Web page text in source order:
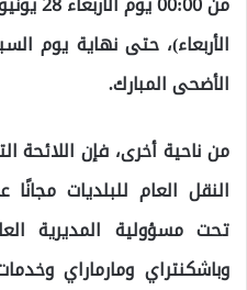
الأضحى المبارك.
من ناحية أخرى، فإن
النقل العام للبلديات